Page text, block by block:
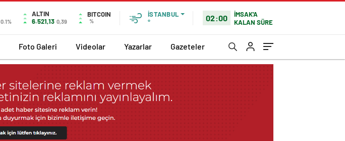
0.1%
ALTIN
6.521,13 0,39
BITCOIN
%
İSTANBUL
°
02:00
İMSAK'A
KALAN SÜRE
Foto Galeri Videolar Yazarlar Gazeteler